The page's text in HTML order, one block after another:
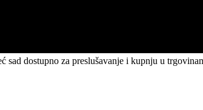
dostupno za preslušavanje i kupnju u